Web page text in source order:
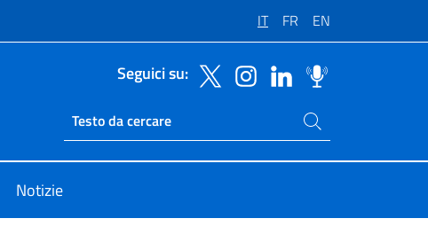
IT FR EN
Seguici su:
Ricerca sito live
Cerca nel sito
Notizie